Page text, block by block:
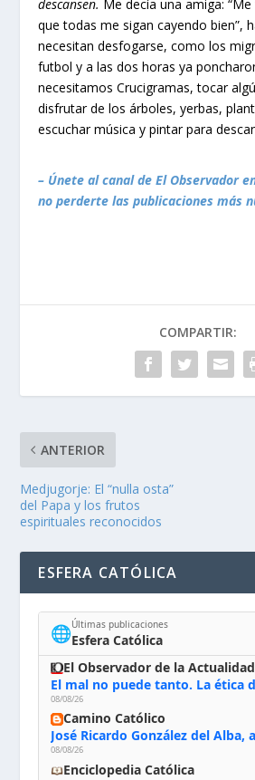
descansen. Me decía una amiga:
que todas me sigan cayendo bien”,
necesitan desfogarse, como los
futbol y a las dos horas ya
necesitamos Crucigramas, tocar
disfrutar de los árboles, yerbas,
escuchar música y pintar para
– Únete al canal de El Observador
no perderte las publicaciones más
COMPARTIR:
ANTERIOR
Medjugorje: El “nulla osta”
del Papa y los frutos
espirituales reconocidos
ESFERA CATÓLICA
🌐Últimas publicaciones
Esfera Católica
El Observador de la Actualidad
El mal no puede tanto. La ética
08/08/26
Camino Católico
08/08/26
Enciclopedia Católica